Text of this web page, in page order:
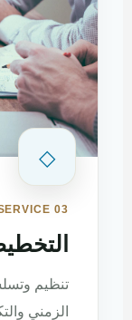
◇
SERVICE 03
تنظيم
الزمني